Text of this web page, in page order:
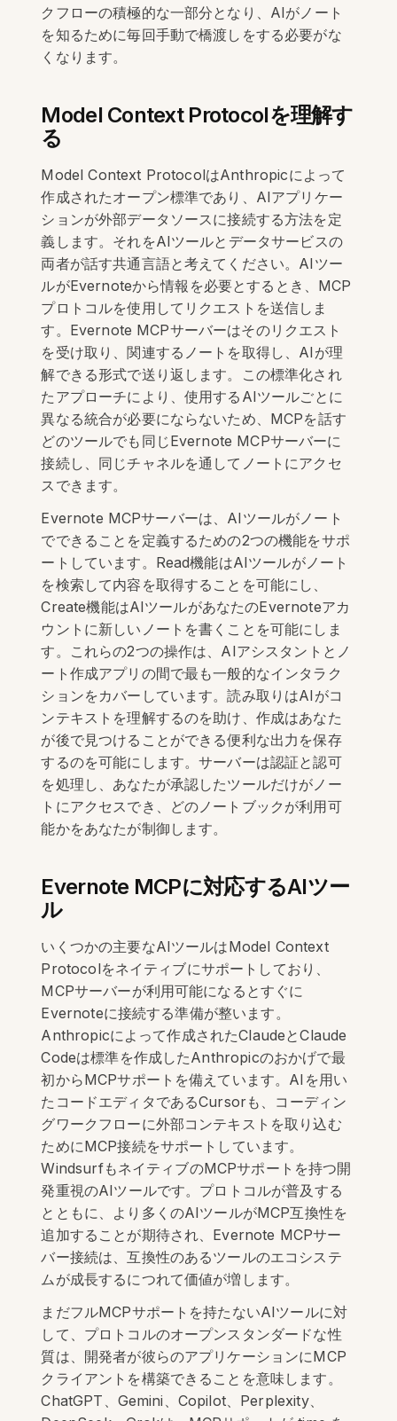
クフローの積極的な一部分となり、AIがノート
を知るために毎回手動で橋渡しをする必要がな
くなります。
Model Context Protocolを理解す
る
Model Context ProtocolはAnthropicによって
作成されたオープン標準であり、AIアプリケー
ションが外部データソースに接続する方法を定
義します。それをAIツールとデータサービスの
両者が話す共通言語と考えてください。AIツー
ルがEvernoteから情報を必要とするとき、MCP
プロトコルを使用してリクエストを送信しま
す。Evernote MCPサーバーはそのリクエスト
を受け取り、関連するノートを取得し、AIが理
解できる形式で送り返します。この標準化され
たアプローチにより、使用するAIツールごとに
異なる統合が必要にならないため、MCPを話す
どのツールでも同じEvernote MCPサーバーに
接続し、同じチャネルを通してノートにアクセ
スできます。
Evernote MCPサーバーは、AIツールがノート
でできることを定義するための2つの機能をサポ
ートしています。Read機能はAIツールがノート
を検索して内容を取得することを可能にし、
Create機能はAIツールがあなたのEvernoteアカ
ウントに新しいノートを書くことを可能にしま
す。これらの2つの操作は、AIアシスタントとノ
ート作成アプリの間で最も一般的なインタラク
ションをカバーしています。読み取りはAIがコ
ンテキストを理解するのを助け、作成はあなた
が後で見つけることができる便利な出力を保存
するのを可能にします。サーバーは認証と認可
を処理し、あなたが承認したツールだけがノー
トにアクセスでき、どのノートブックが利用可
能かをあなたが制御します。
Evernote MCPに対応するAIツー
ル
いくつかの主要なAIツールはModel Context
Protocolをネイティブにサポートしており、
MCPサーバーが利用可能になるとすぐに
Evernoteに接続する準備が整います。
Anthropicによって作成されたClaudeとClaude
Codeは標準を作成したAnthropicのおかげで最
初からMCPサポートを備えています。AIを用い
たコードエディタであるCursorも、コーディン
グワークフローに外部コンテキストを取り込む
ためにMCP接続をサポートしています。
WindsurfもネイティブのMCPサポートを持つ開
発重視のAIツールです。プロトコルが普及する
とともに、より多くのAIツールがMCP互換性を
追加することが期待され、Evernote MCPサー
バー接続は、互換性のあるツールのエコシステ
ムが成長するにつれて価値が増します。
まだフルMCPサポートを持たないAIツールに対
して、プロトコルのオープンスタンダードな性
質は、開発者が彼らのアプリケーションにMCP
クライアントを構築できることを意味します。
ChatGPT、Gemini、Copilot、Perplexity、